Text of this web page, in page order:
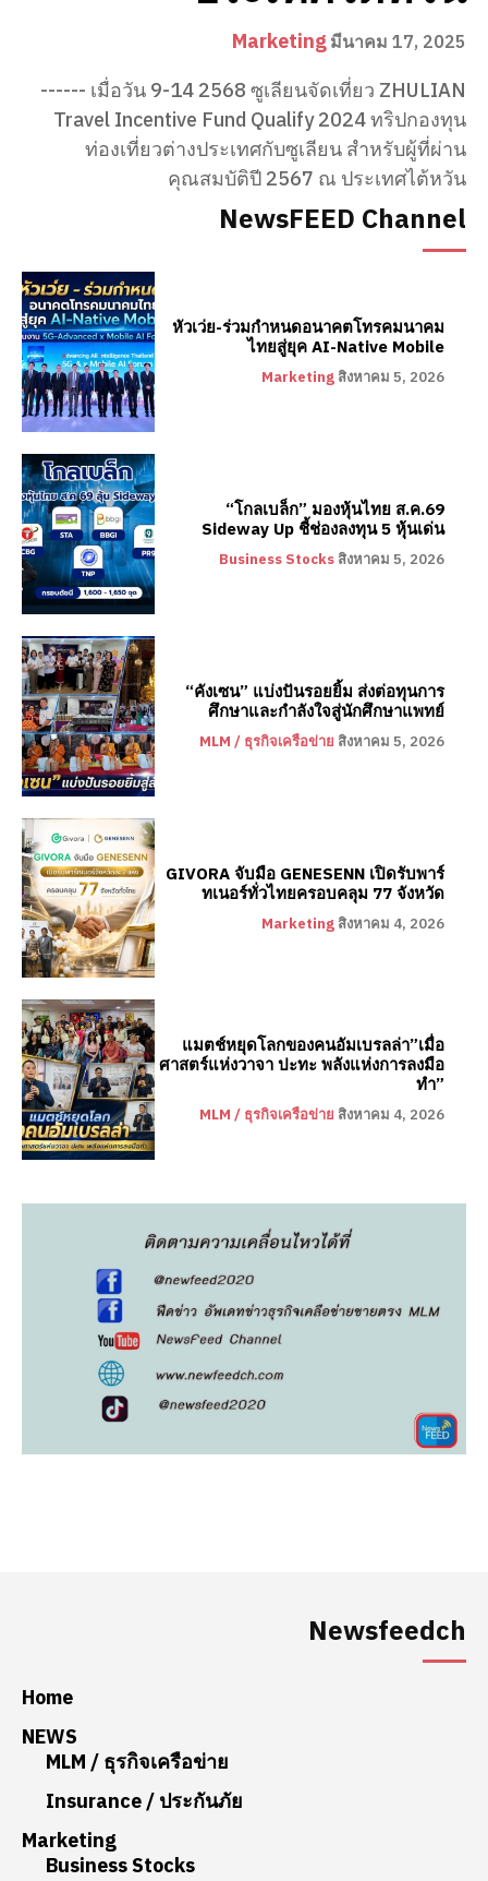
Marketingมีนาคม 17, 2025
------ เมื่อวัน 9-14 2568 ซูเลียนจัดเที่ยว ZHULIAN
Travel Incentive Fund Qualify 2024 ทริปกองทุน
ท่องเที่ยวต่างประเทศกับซูเลียน สำหรับผู้ที่ผ่าน
คุณสมบัติปี 2567 ณ ประเทศไต้หวัน
NewsFEED Channel
หัวเว่ย-ร่วมกำหนดอนาคตโทรคมนาคม
ไทยสู่ยุค AI-Native Mobile
Marketing สิงหาคม 5, 2026
“โกลเบล็ก” มองหุ้นไทย ส.ค.69
Sideway Up ชี้ช่องลงทุน 5 หุ้นเด่น
Business Stocks สิงหาคม 5, 2026
“คังเซน” แบ่งปันรอยยิ้ม ส่งต่อทุนการ
ศึกษาและกำลังใจสู่นักศึกษาแพทย์
MLM / ธุรกิจเครือข่าย สิงหาคม 5, 2026
GIVORA จับมือ GENESENN เปิดรับพาร์
ทเนอร์ทั่วไทยครอบคลุม 77 จังหวัด
Marketing สิงหาคม 4, 2026
แมตช์หยุดโลกของคนอัมเบรลล่า”เมื่อ
ศาสตร์แห่งวาจา ปะทะ พลังแห่งการลงมือ
ทำ”
MLM / ธุรกิจเครือข่าย สิงหาคม 4, 2026
Newsfeedch
Home
NEWS
MLM / ธุรกิจเครือข่าย
Insurance / ประกันภัย
Marketing
Business Stocks